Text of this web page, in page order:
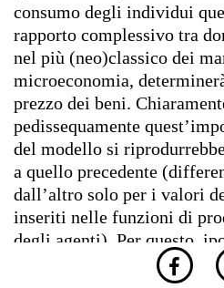
consumo degli individui
rapporto complessivo tra
nel più (neo)classico dei
microeconomia,
prezzo dei beni.
pedissequamente
del modello si
a quello precedente
dall’altro solo per i valori
inseriti nelle funzioni di
degli agenti). Per questo,
l’evoluzione del sistema